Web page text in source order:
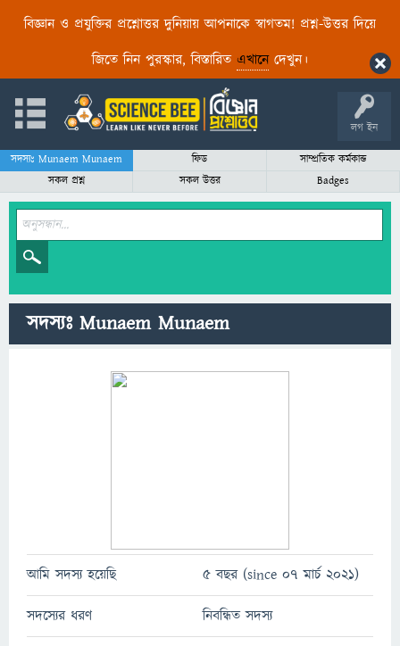
বিজ্ঞান ও প্রযুক্তির প্রশ্নোত্তর দুনিয়ায় আপনাকে স্বাগতম! প্রশ্ন-উত্তর দিয়ে
জিতে নিন পুরস্কার, বিস্তারিত এখানেদেখুন।
লগ ইন
সদস্যঃ Munaem Munaem ফিড
সাম্প্রতিক কর্মকান্ড
সকল প্রশ্ন
সকল উত্তর Badges
সদস্যঃ Munaem Munaem
আমি সদস্য হয়েছি 5 বছর (since 07 মার্চ 2021)
সদস্যের ধরণ নিবন্ধিত সদস্য